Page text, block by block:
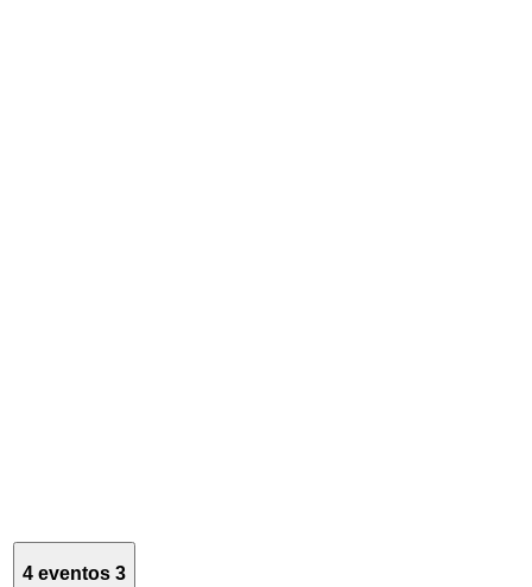
4 eventos 3